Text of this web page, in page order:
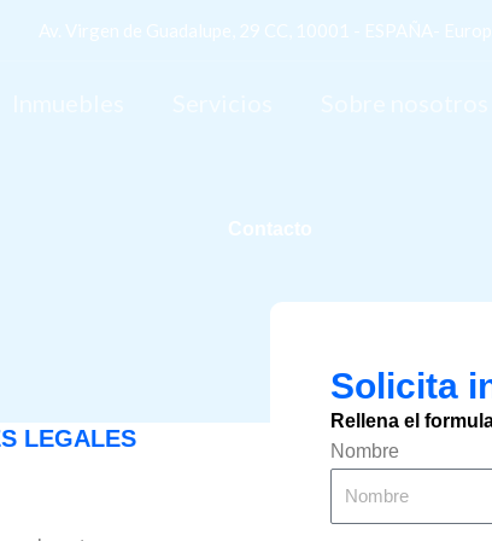
Av. Virgen de Guadalupe, 29 CC, 10001 - ESPAÑA-
Contacto
LEGALES
Solicita
Rellena el
Nombre